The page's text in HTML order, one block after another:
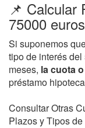
📌 Calcular
75000 euros
Si suponemos
tipo de interés
meses, la cuota
préstamo
Consultar Otras
Plazos y Tipos de